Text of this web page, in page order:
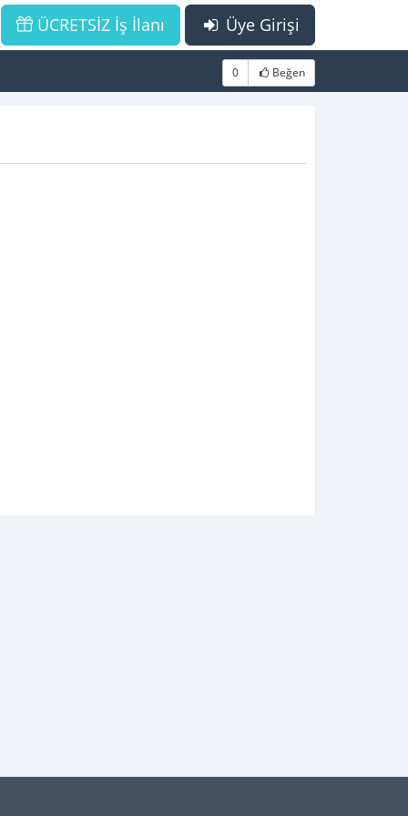
Üye Girişi
ÜCRETSİZ İş İlanı
0 Beğen